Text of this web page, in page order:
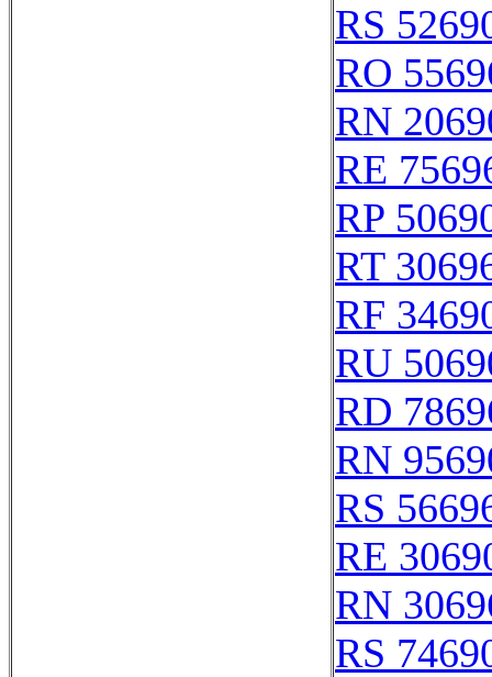
RS
RO
RN
RE
RP
RT
RF
RU
RD
RN
RS
RE
RN
RS